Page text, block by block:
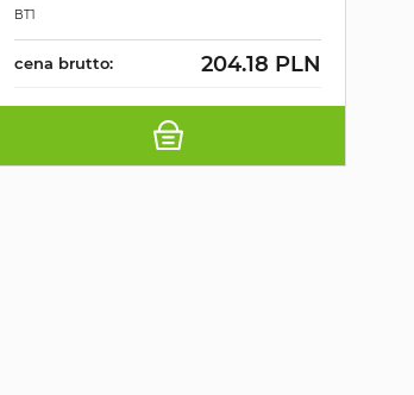
BT1
cena brutto: 204.18 PLN